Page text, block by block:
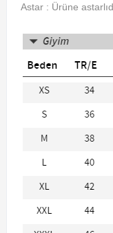
Astar : Ürüne